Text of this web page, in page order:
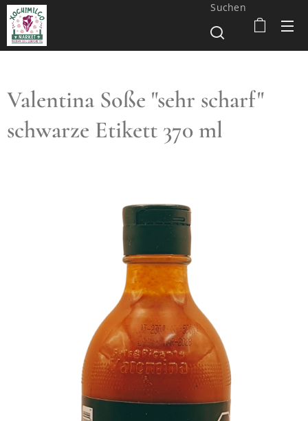
Suchen
Valentina Soße "sehr scharf"
schwarze Etikett 370 ml